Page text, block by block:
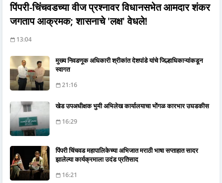
पिंपरी-चिंचवडच्या वीज प्रश्नावर विधानसभेत आमदार शंकर
जगताप आक्रमक; शासनाचे 'लक्ष' वेधले!
13:04
मुख्य निवडणूक अधिकारी श्रीकांत देशपांडे यांचे जिल्हाधिकाऱ्यांकडून
स्वागत
21:16
खेड उपअधीक्षक भुमी अभिलेख कार्यालयाचा भोंगळ कारभार उघडकीस
16:29
पिंपरी चिंचवड महापालिकेच्या अभिजात मराठी भाषा सप्ताहात सादर
झालेल्या कार्यक्रमाला उदंड प्रतिसाद
16:21